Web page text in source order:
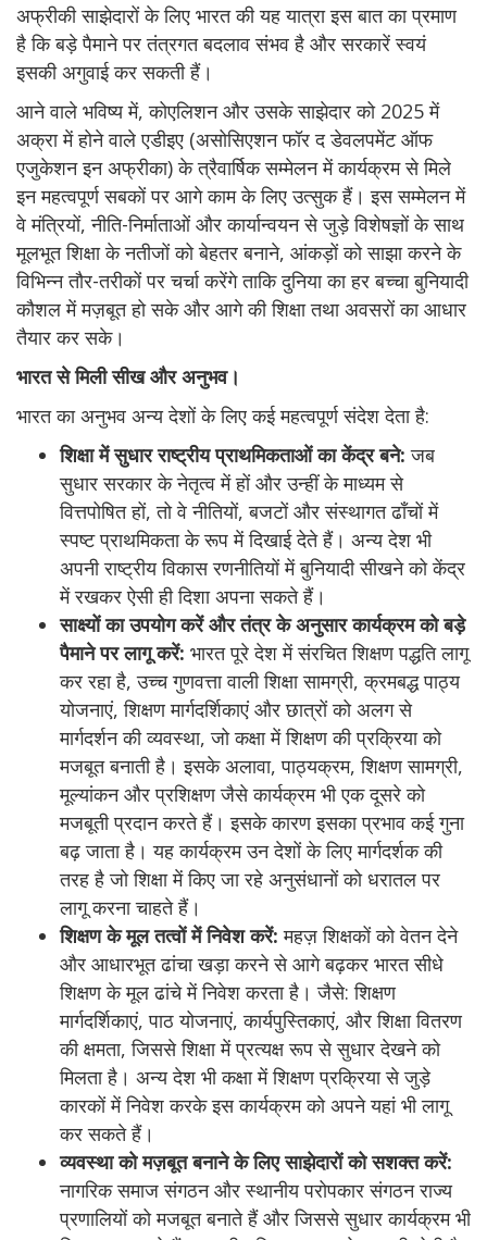
अफ्रीकी साझेदारों के लिए भारत की यह यात्रा इस बात का प्रमाण
है कि बड़े पैमाने पर तंत्रगत बदलाव संभव है और सरकारें स्वयं
इसकी अगुवाई कर सकती हैं।
आने वाले भविष्य में, कोएलिशन और उसके साझेदार को 2025 में
अक्रा में होने वाले एडीइए (असोसिएशन फॉर द डेवलपमेंट ऑफ
एजुकेशन इन अफ्रीका) के त्रैवार्षिक सम्मेलन में कार्यक्रम से मिले
इन महत्वपूर्ण सबकों पर आगे काम के लिए उत्सुक हैं। इस सम्मेलन में
वे मंत्रियों, नीति-निर्माताओं और कार्यान्वयन से जुड़े विशेषज्ञों के साथ
मूलभूत शिक्षा के नतीजों को बेहतर बनाने, आंकड़ों को साझा करने के
विभिन्न तौर-तरीकों पर चर्चा करेंगे ताकि दुनिया का हर बच्चा बुनियादी
कौशल में मज़बूत हो सके और आगे की शिक्षा तथा अवसरों का आधार
तैयार कर सके।
भारत से मिली सीख और अनुभव।
भारत का अनुभव अन्य देशों के लिए कई महत्वपूर्ण संदेश देता है:
शिक्षा में सुधार राष्ट्रीय प्राथमिकताओं का केंद्र बने: जब
सुधार सरकार के नेतृत्व में हों और उन्हीं के माध्यम से
वित्तपोषित हों, तो वे नीतियों, बजटों और संस्थागत ढाँचों में
स्पष्ट प्राथमिकता के रूप में दिखाई देते हैं। अन्य देश भी
अपनी राष्ट्रीय विकास रणनीतियों में बुनियादी सीखने को केंद्र
में रखकर ऐसी ही दिशा अपना सकते हैं।
साक्ष्यों का उपयोग करें और तंत्र के अनुसार कार्यक्रम को बड़े
पैमाने पर लागू करें: भारत पूरे देश में संरचित शिक्षण पद्धति लागू
कर रहा है, उच्च गुणवत्ता वाली शिक्षा सामग्री, क्रमबद्ध पाठ्य
योजनाएं, शिक्षण मार्गदर्शिकाएं और छात्रों को अलग से
मार्गदर्शन की व्यवस्था, जो कक्षा में शिक्षण की प्रक्रिया को
मजबूत बनाती है। इसके अलावा, पाठ्यक्रम, शिक्षण सामग्री,
मूल्यांकन और प्रशिक्षण जैसे कार्यक्रम भी एक दूसरे को
मजबूती प्रदान करते हैं। इसके कारण इसका प्रभाव कई गुना
बढ़ जाता है। यह कार्यक्रम उन देशों के लिए मार्गदर्शक की
तरह है जो शिक्षा में किए जा रहे अनुसंधानों को धरातल पर
लागू करना चाहते हैं।
शिक्षण के मूल तत्वों में निवेश करें: महज़ शिक्षकों को वेतन देने
और आधारभूत ढांचा खड़ा करने से आगे बढ़कर भारत सीधे
शिक्षण के मूल ढांचे में निवेश करता है। जैसे: शिक्षण
मार्गदर्शिकाएं, पाठ योजनाएं, कार्यपुस्तिकाएं, और शिक्षा वितरण
की क्षमता, जिससे शिक्षा में प्रत्यक्ष रूप से सुधार देखने को
मिलता है। अन्य देश भी कक्षा में शिक्षण प्रक्रिया से जुड़े
कारकों में निवेश करके इस कार्यक्रम को अपने यहां भी लागू
कर सकते हैं।
व्यवस्था को मज़बूत बनाने के लिए साझेदारों को सशक्त करें:
नागरिक समाज संगठन और स्थानीय परोपकार संगठन राज्य
प्रणालियों को मजबूत बनाते हैं और जिससे सुधार कार्यक्रम भी